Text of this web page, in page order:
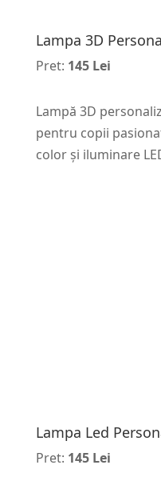
Lampa 3D
Pret: 145 Lei
Lampă 3D
pentru copii
color și iluminare
Lampa Led
Pret: 145 Lei